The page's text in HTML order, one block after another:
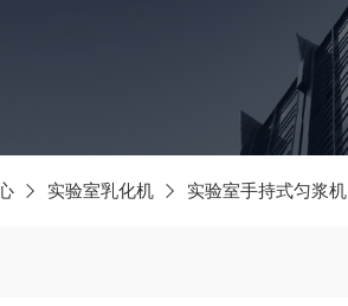
实验室乳化机 实验室手持式匀浆机